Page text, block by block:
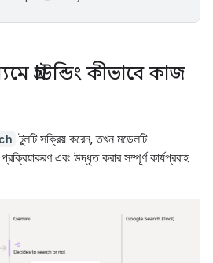
গ্রাউন্ডিং কীভাবে কাজ
টুলটি সক্রিয় করেন, তখন মডেলটি
এবং উদ্ধৃত করার সম্পূর্ণ কার্যপ্রবাহ